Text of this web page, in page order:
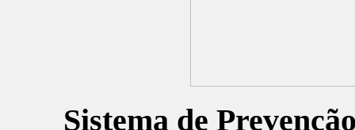
Sistema de